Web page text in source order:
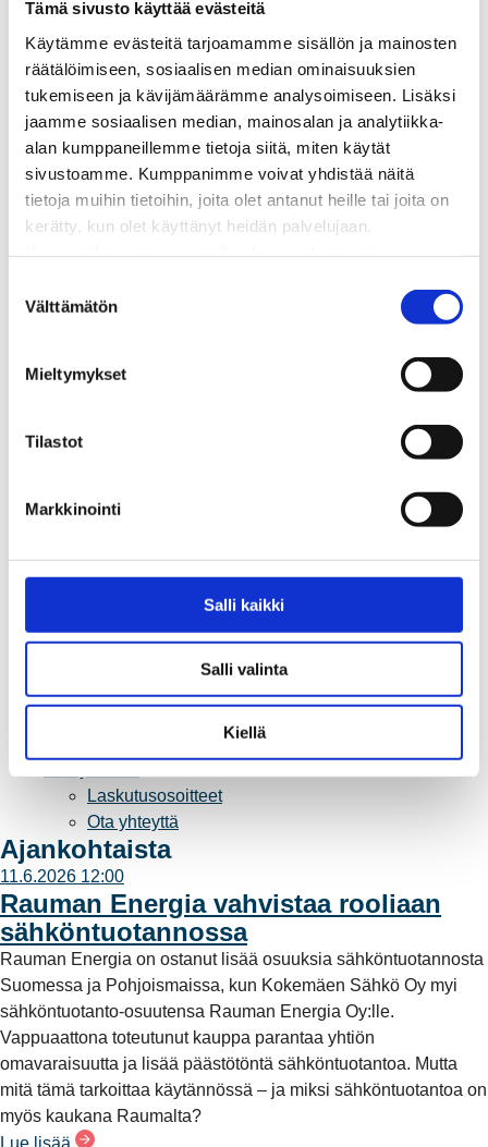
Tämä sivusto käyttää evästeitä
Käytämme evästeitä tarjoamamme sisällön ja mainosten
räätälöimiseen, sosiaalisen median ominaisuuksien
tukemiseen ja kävijämäärämme analysoimiseen. Lisäksi
jaamme sosiaalisen median, mainosalan ja analytiikka-
alan kumppaneillemme tietoja siitä, miten käytät
sivustoamme. Kumppanimme voivat yhdistää näitä
tietoja muihin tietoihin, joita olet antanut heille tai joita on
kerätty, kun olet käyttänyt heidän palvelujaan.
Välttämätön
Mieltymykset
Tilastot
Markkinointi
Salli kaikki
Salli valinta
Kiellä
Matalalämpöiseen kaukolämpöön siirtyminen
Poistoilmalämpöpumppu kaukolämpötaloon
Tietoa kaukolämmöstä
Tietoa urakoitsijoille
Sähköverkko
Energiayhteisöt
Kaapelinäyttö ja puunkaatoapu
Säävarma sähköverkko
Sähköliittymät
Sähköverkon kehittämissuunnitelma
Verkkopalvelutuotteet ja hinnastot
Vuosikertomukset ja asiakaslehti
Palvelut
Energiansäästö kotitaloudessa
Kulutuksen seuranta
Muuttajalle
Valtakirja ja asiointi toisen puolesta
Laskutusosoitteet
Ota yhteyttä
Ajankohtaista
11.6.2026 12:00
Rauman Energia vahvistaa rooliaan
sähköntuotannossa
Rauman Energia on ostanut lisää osuuksia sähköntuotannosta
Suomessa ja Pohjoismaissa, kun Kokemäen Sähkö Oy myi
sähköntuotanto-osuutensa Rauman Energia Oy:lle.
Vappuaattona toteutunut kauppa parantaa yhtiön
omavaraisuutta ja lisää päästötöntä sähköntuotantoa. Mutta
mitä tämä tarkoittaa käytännössä – ja miksi sähköntuotantoa on
myös kaukana Raumalta?